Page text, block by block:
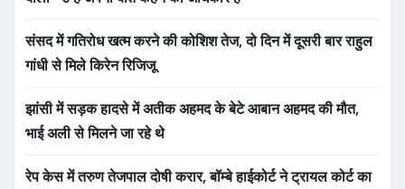
संसद में गतिरोध खत्म करने की कोशिश तेज, दो दिन में दूसरी बार राहुल
गांधी से मिले किरेन रिजिजू
झांसी में सड़क हादसे में अतीक अहमद के बेटे आबान अहमद की मौत,
भाई अली से मिलने जा रहे थे
रेप केस में तरुण तेजपाल दोषी करार, बॉम्बे हाईकोर्ट ने ट्रायल कोर्ट का